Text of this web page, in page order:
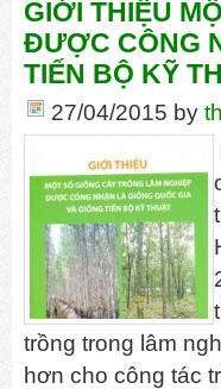
GIỚI THIỆU
ĐƯỢC CÔNG
TIẾN BỘ KỸ
27/04/2015 by
trồng trong lâm
hơn cho công tác